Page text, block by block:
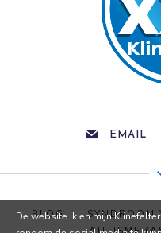
EMAIL
BLOG SYNDROOM
De website Ik en mijn